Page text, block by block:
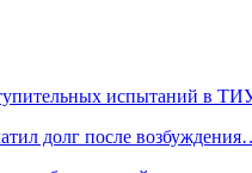
испытаний в
долг после